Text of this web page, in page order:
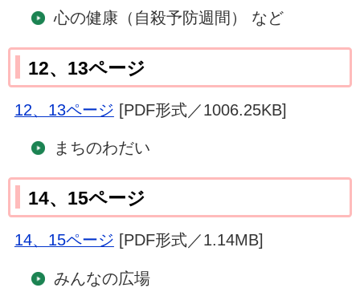
心の健康（自殺予防週間） など
12、13ページ
12、13ページ [PDF形式／1006.25KB]
まちのわだい
14、15ページ
14、15ページ [PDF形式／1.14MB]
みんなの広場